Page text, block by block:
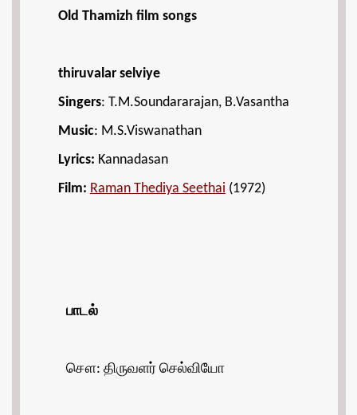
Old Thamizh film songs
thiruvalar selviye
Singers: T.M.Soundararajan, B.Vasantha
Music: M.S.Viswanathan
Lyrics: Kannadasan
Film: Raman Thediya Seethai (1972)
பாடல்
சௌ: திருவளர் செல்வியோ